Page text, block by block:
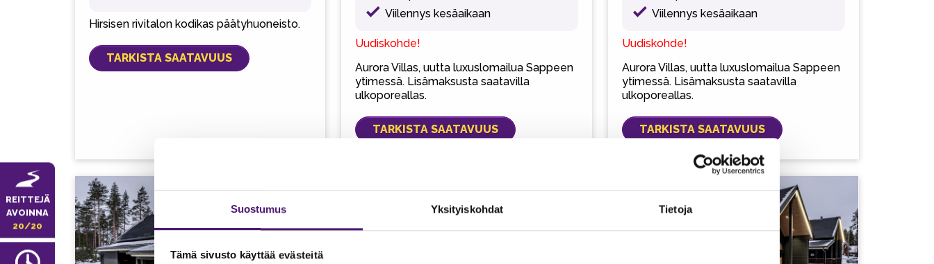
Suostumus Yksityiskohdat Tietoja
Tämä sivusto käyttää evästeitä
REITTEJÄ
AVOINNA
20/20
Hirsisen rivitalon kodikas päätyhuoneisto.
TARKISTA SAATAVUUS
Viilennys kesäaikaan
Uudiskohde!
Aurora Villas, uutta luxuslomailua Sappeen
ytimessä. Lisämaksusta saatavilla
ulkoporeallas.
TARKISTA SAATAVUUS
Viilennys kesäaikaan
Uudiskohde!
Aurora Villas, uutta luxuslomailua Sappeen
ytimessä. Lisämaksusta saatavilla
ulkoporeallas.
TARKISTA SAATAVUUS